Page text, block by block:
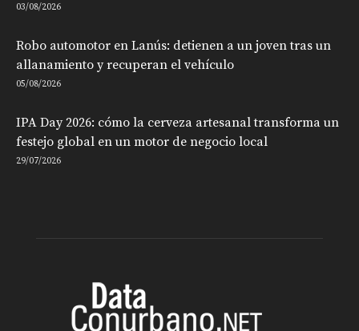
03/08/2026
Robo automotor en Lanús: detienen a un joven tras un
allanamiento y recuperan el vehículo
05/08/2026
IPA Day 2026: cómo la cerveza artesanal transforma un
festejo global en un motor de negocio local
29/07/2026